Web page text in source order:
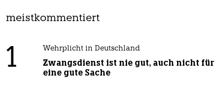
meistkommentiert
1 Wehrplicht in Deutschland
Zwangsdienst ist nie gut, auch nicht für
eine gute Sache